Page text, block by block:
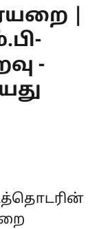
|
-